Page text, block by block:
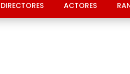
DIRECTORES ACTORES